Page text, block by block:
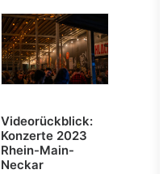
Videorückblick:
Konzerte 2023
Rhein-Main-
Neckar